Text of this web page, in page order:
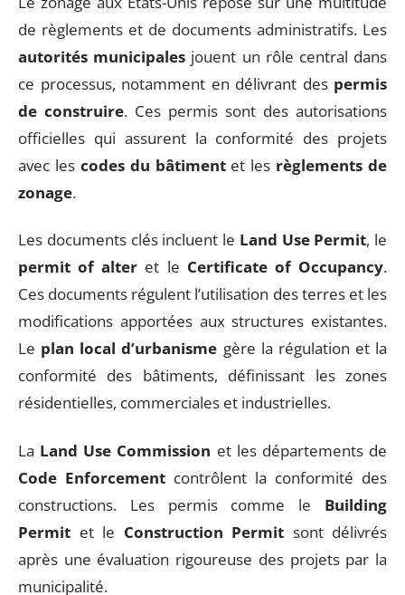
de règlements et de documents administratifs. Les
autorités municipales jouent un rôle central dans
ce processus, notamment en délivrant des permis
de construire. Ces permis sont des autorisations
officielles qui assurent la conformité des projets
avec les codes du bâtimentet les règlements de
zonage.
Les documents clés incluent le Land Use Permit, le
permit of alter et le Certificate of Occupancy.
Ces documents régulent l’utilisation des terres et les
modifications apportées aux structures existantes.
Le plan local d’urbanisme gère la régulation et la
conformité des bâtiments, définissant les zones
résidentielles, commerciales et industrielles.
La Land Use Commission et les départements de
Code Enforcement contrôlent la conformité des
constructions. Les permis comme le Building
Permit et le Construction Permit sont délivrés
après une évaluation rigoureuse des projets par la
municipalité.